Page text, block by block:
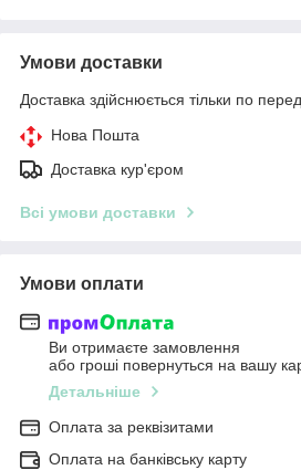
Умови доставки
Доставка здійснюється тільки по
Нова Пошта
Доставка кур'єром
Всі умови доставки
Умови оплати
Ви отримаєте замовлення
або гроші повернуться на вашу
Детальніше
Оплата за реквізитами
Оплата на банківську карту